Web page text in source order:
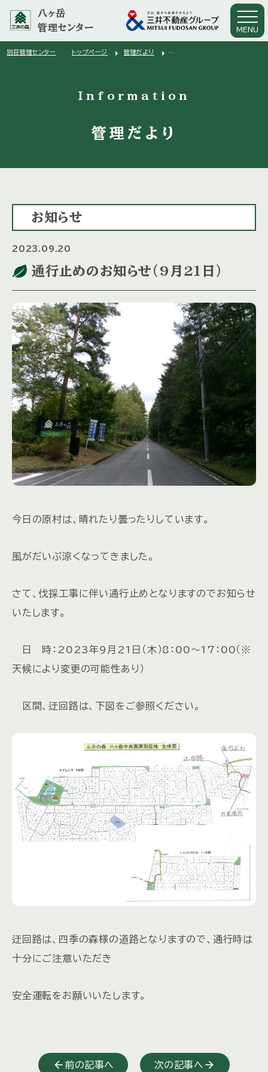
八ヶ岳
管理センター
MENU
別荘管理センター トップページ arrow_right 管理だより arrow_right
Information
管理だより
お知らせ
2023.09.20
通行止めのお知らせ（9月21日）
今日の原村は、晴れたり曇ったりしています。
風がだいぶ涼くなってきました。
さて、伐採工事に伴い通行止めとなりますのでお知らせ
いたします。
日 時：2023年9月21日（木）8：00～17：00（※
天候により変更の可能性あり）
区間、迂回路は、下図をご参照ください。
迂回路は、四季の森様の道路となりますので、通行時は
十分にご注意いただき
安全運転をお願いいたします。
前の記事へ 次の記事へ